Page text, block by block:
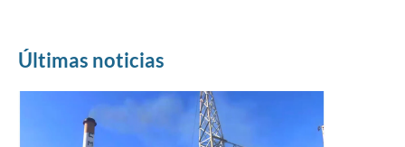
Últimas noticias